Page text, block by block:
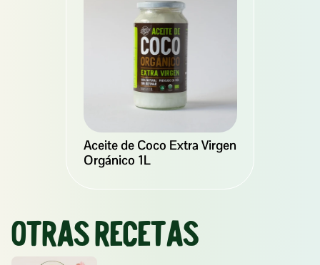
Aceite de Coco Extra Virgen
Orgánico 1L
Otras recetas